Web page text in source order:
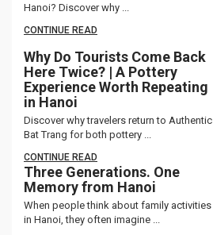
Hanoi? Discover why ...
CONTINUE READ
Why Do Tourists Come Back
Here Twice? | A Pottery
Experience Worth Repeating
in Hanoi
Discover why travelers return to Authentic
Bat Trang for both pottery ...
CONTINUE READ
Three Generations. One
Memory from Hanoi
When people think about family activities
in Hanoi, they often imagine ...